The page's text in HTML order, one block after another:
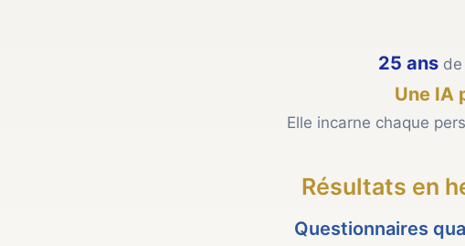
25 ansde
Une IA
Elle incarne chaque
Résultats en
Questionnaires